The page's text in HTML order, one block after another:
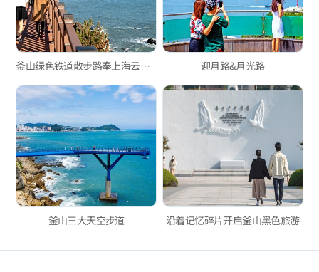
釜山绿色铁道散步路奉上海云台海边列车的浪漫 迎月路&月光路
釜山三大天空步道 沿着记忆碎片开启釜山黑色旅游